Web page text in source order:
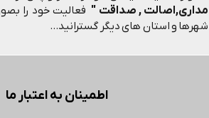
مداری,اصالت , صداقت " فعالیت خود را
شهرها و استان های دیگر گسترانید...
اطمینان به اعتبار ما